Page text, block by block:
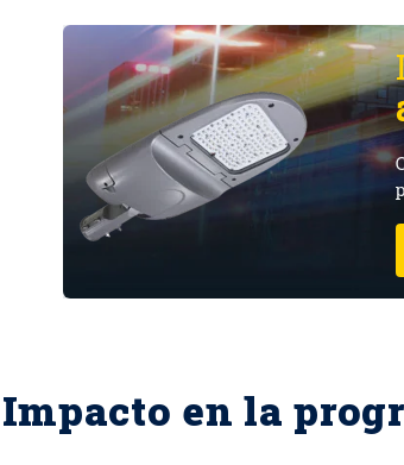
Impacto en la